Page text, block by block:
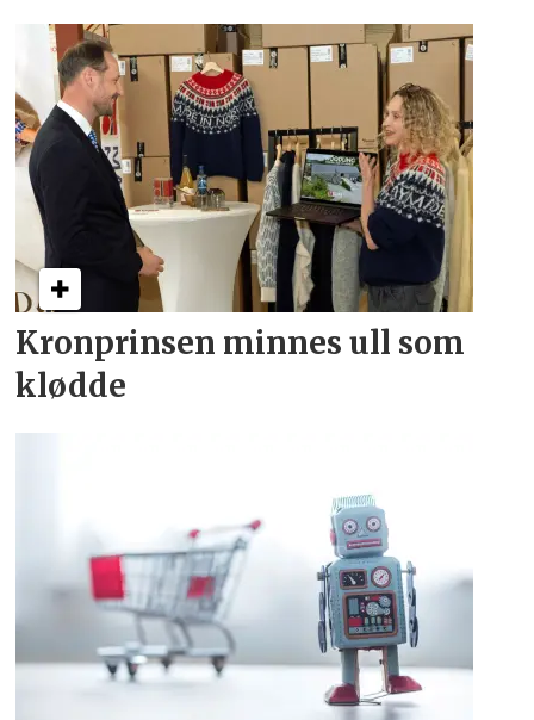
Kronprinsen minnes ull som
klødde